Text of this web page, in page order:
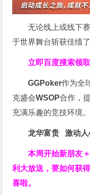
无论线上或线下
于世界舞台斩获佳绩了
立即百度搜索领
GGPoker作为全
克盛会WSOP合作，
充满乐趣的竞技环境。
龙华富贵 激动人
本周开始新朋友
利大放送，要如何获
喜啦。